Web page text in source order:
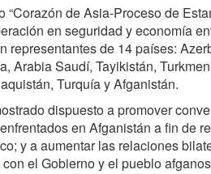
“Corazón de Asia-Proceso de
en seguridad y economía
representantes de 14 países:
Arabia Saudí, Tayikistán,
Turquía y Afganistán.
dispuesto a promover
en Afganistán a fin de
y a aumentar las relaciones
el Gobierno y el pueblo